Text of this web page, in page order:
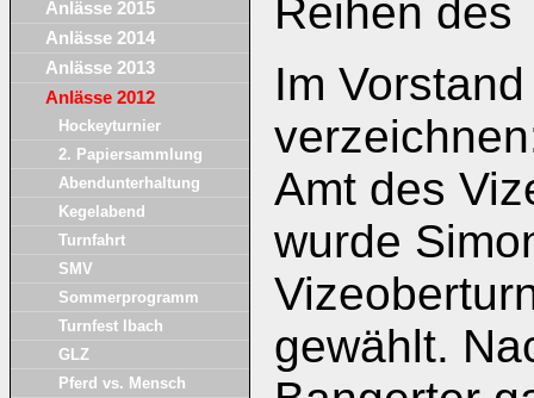
Anlässe 2015
Anlässe 2014
Anlässe 2013
Anlässe 2012
Hockeyturnier
2. Papiersammlung
Abendunterhaltung
Kegelabend
Turnfahrt
SMV
Sommerprogramm
Turnfest Ibach
GLZ
Pferd vs. Mensch
Reihen des
Im
Amt des
wurde
gewählt.